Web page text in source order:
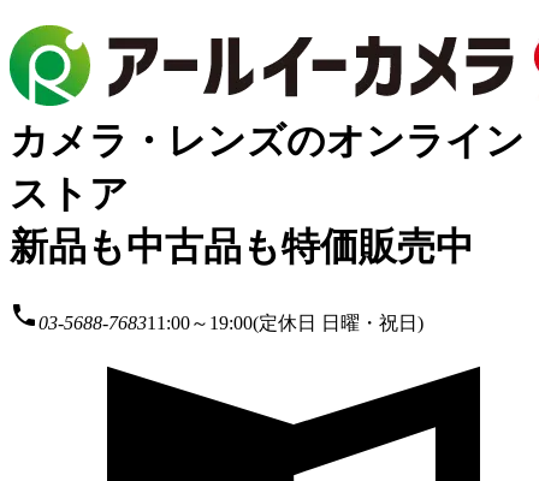
カメラ・レンズのオンライン
ストア
新品も中古品も特価販売中
local_phone03-5688-768311:00～19:00(定休日 日曜・祝日)